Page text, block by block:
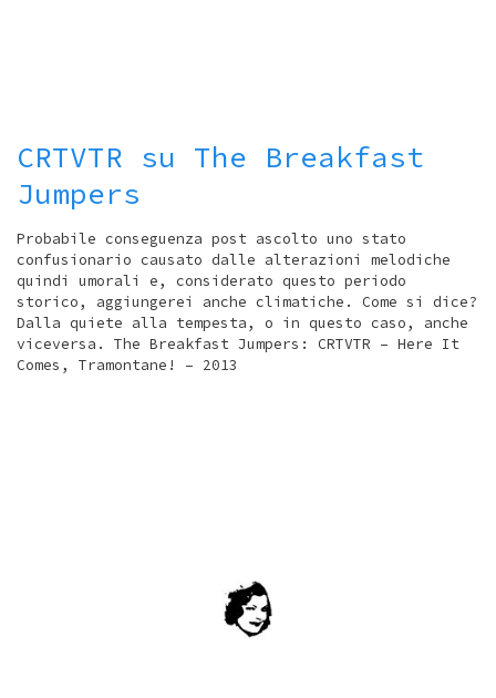
CRTVTR su The Breakfast
Jumpers
Probabile conseguenza post ascolto uno stato
confusionario causato dalle alterazioni melodiche
quindi umorali e, considerato questo periodo
storico, aggiungerei anche climatiche. Come si dice?
Dalla quiete alla tempesta, o in questo caso, anche
viceversa. The Breakfast Jumpers: CRTVTR – Here It
Comes, Tramontane! – 2013